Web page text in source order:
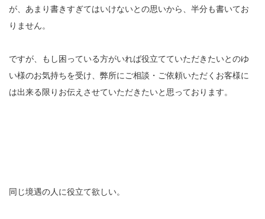
が、あまり書きすぎてはいけないとの思いから、半分も書いてお
りません。
ですが、もし困っている方がいれば役立てていただきたいとのゆ
い様のお気持ちを受け、弊所にご相談・ご依頼いただくお客様に
は出来る限りお伝えさせていただきたいと思っております。
同じ境遇の人に役立て欲しい。